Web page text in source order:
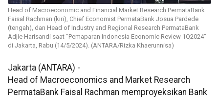
Head of Macroeconomic and Financial Market Research PermataBank
Faisal Rachman (kiri), Chief Economist PermataBank Josua Pardede
(tengah), dan Head of Industry and Regional Research PermataBank
Adjie Harisandi saat "Pemaparan Indonesia Economic Review 1Q2024"
di Jakarta, Rabu (14/5/2024). (ANTARA/Rizka Khaerunnisa)
Jakarta (ANTARA) -
Head of Macroeconomics and Market Research
PermataBank Faisal Rachman memproyeksikan Bank